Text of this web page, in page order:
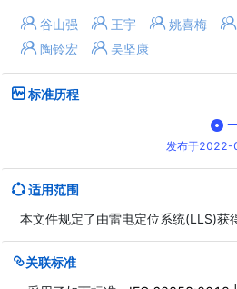
谷山强 王宇 姚喜梅
陶铃宏
吴坚康
标准历程
发布于2022-
适用范围
本文件规定了由雷电定位系统(LLS)获
关联标准